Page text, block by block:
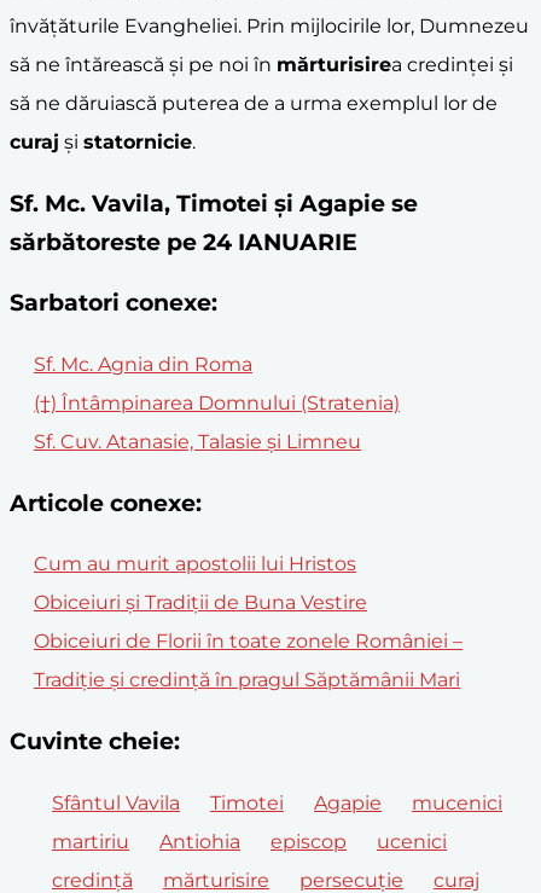
învățăturile Evangheliei. Prin mijlocirile lor, Dumnezeu
să ne întărească și pe noi în mărturisirea credinței și
să ne dăruiască puterea de a urma exemplul lor de
curaj și statornicie.
Sf. Mc. Vavila, Timotei şi Agapie se
sărbătoreste pe 24 IANUARIE
Sarbatori conexe:
Sf. Mc. Agnia din Roma
(†) Întâmpinarea Domnului (Stratenia)
Sf. Cuv. Atanasie, Talasie şi Limneu
Articole conexe:
Cum au murit apostolii lui Hristos
Obiceiuri și Tradiții de Buna Vestire
Obiceiuri de Florii în toate zonele României –
Tradiție și credință în pragul Săptămânii Mari
Cuvinte cheie:
Sfântul Vavila Timotei Agapie
mucenici
martiriu
Antiohia episcop
ucenici
credință
mărturisire persecuție curaj